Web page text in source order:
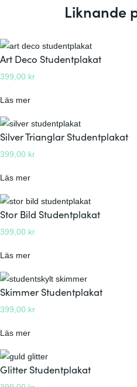
Liknande
Art Deco Studentplakat
399,00 kr
Läs mer:
r
t
D
o
S
d
n
t
p
k
a
Silver Trianglar Studentplakat
399,00 kr
Läs mer:
i
l
v
T
r
n
l
a
Stor Bild Studentplakat
399,00 kr
Läs mer:
t
o
r
l
d
Skimmer Studentplakat
399,00 kr
Läs mer:
k
i
Glitter Studentplakat